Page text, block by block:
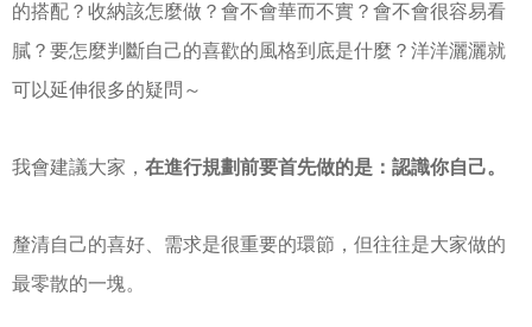
的搭配？收納該怎麼做？會不會華而不實？會不會很容易看
膩？要怎麼判斷自己的喜歡的風格到底是什麼？洋洋灑灑就
可以延伸很多的疑問～
我會建議大家， 在進行規劃前要首先做的是：認識你自己。
釐清自己的喜好、需求是很重要的環節，但往往是大家做的
最零散的一塊。